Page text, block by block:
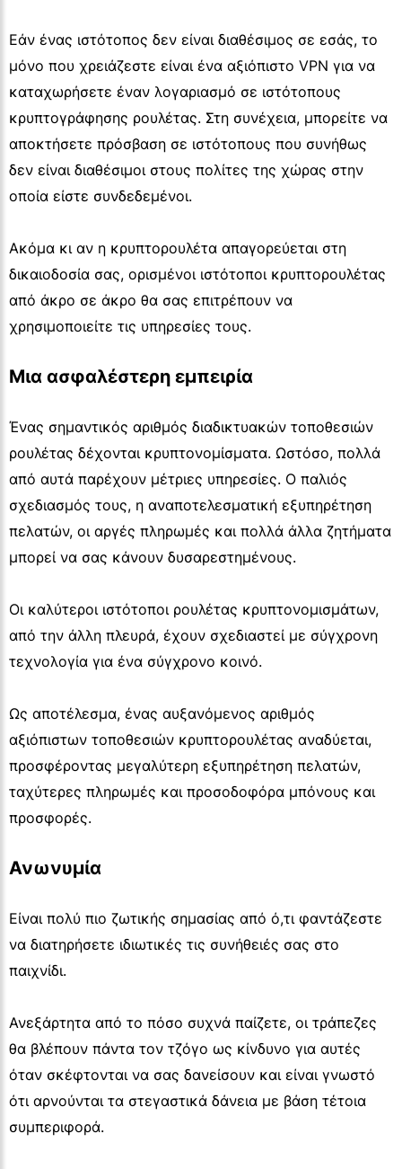
Εάν ένας ιστότοπος δεν είναι διαθέσιμος σε εσάς, το
μόνο που χρειάζεστε είναι ένα αξιόπιστο VPN για να
καταχωρήσετε έναν λογαριασμό σε ιστότοπους
κρυπτογράφησης ρουλέτας. Στη συνέχεια, μπορείτε να
αποκτήσετε πρόσβαση σε ιστότοπους που συνήθως
δεν είναι διαθέσιμοι στους πολίτες της χώρας στην
οποία είστε συνδεδεμένοι.
Ακόμα κι αν η κρυπτορουλέτα απαγορεύεται στη
δικαιοδοσία σας, ορισμένοι ιστότοποι κρυπτορουλέτας
από άκρο σε άκρο θα σας επιτρέπουν να
χρησιμοποιείτε τις υπηρεσίες τους.
Μια ασφαλέστερη εμπειρία
Ένας σημαντικός αριθμός διαδικτυακών τοποθεσιών
ρουλέτας δέχονται κρυπτονομίσματα. Ωστόσο, πολλά
από αυτά παρέχουν μέτριες υπηρεσίες. Ο παλιός
σχεδιασμός τους, η αναποτελεσματική εξυπηρέτηση
πελατών, οι αργές πληρωμές και πολλά άλλα ζητήματα
μπορεί να σας κάνουν δυσαρεστημένους.
Οι καλύτεροι ιστότοποι ρουλέτας κρυπτονομισμάτων,
από την άλλη πλευρά, έχουν σχεδιαστεί με σύγχρονη
τεχνολογία για ένα σύγχρονο κοινό.
Ως αποτέλεσμα, ένας αυξανόμενος αριθμός
αξιόπιστων τοποθεσιών κρυπτορουλέτας αναδύεται,
προσφέροντας μεγαλύτερη εξυπηρέτηση πελατών,
ταχύτερες πληρωμές και προσοδοφόρα μπόνους και
προσφορές.
Ανωνυμία
Είναι πολύ πιο ζωτικής σημασίας από ό,τι φαντάζεστε
να διατηρήσετε ιδιωτικές τις συνήθειές σας στο
παιχνίδι.
Ανεξάρτητα από το πόσο συχνά παίζετε, οι τράπεζες
θα βλέπουν πάντα τον τζόγο ως κίνδυνο για αυτές
όταν σκέφτονται να σας δανείσουν και είναι γνωστό
ότι αρνούνται τα στεγαστικά δάνεια με βάση τέτοια
συμπεριφορά.